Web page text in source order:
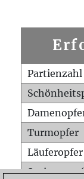
Partienzahl
Turmopfer
Läuferopfer